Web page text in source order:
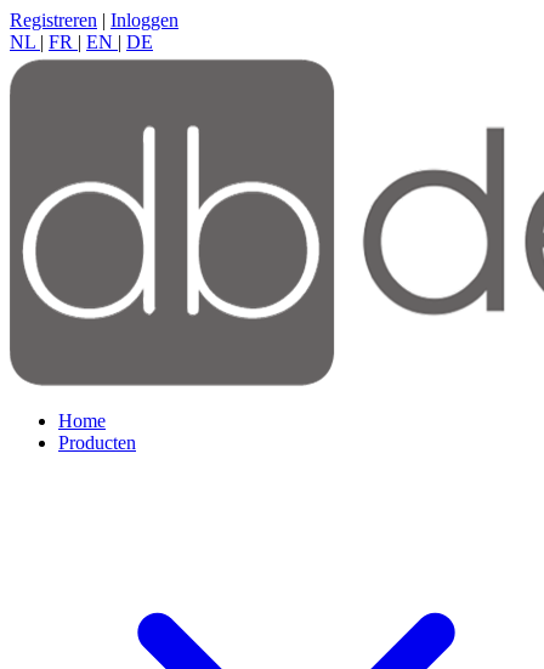
Registreren | Inloggen
NL | FR | EN | DE
Home
Producten